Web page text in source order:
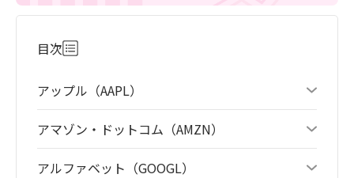
目次
アップル（AAPL）
アマゾン・ドットコム（AMZN）
アルファベット（GOOGL）